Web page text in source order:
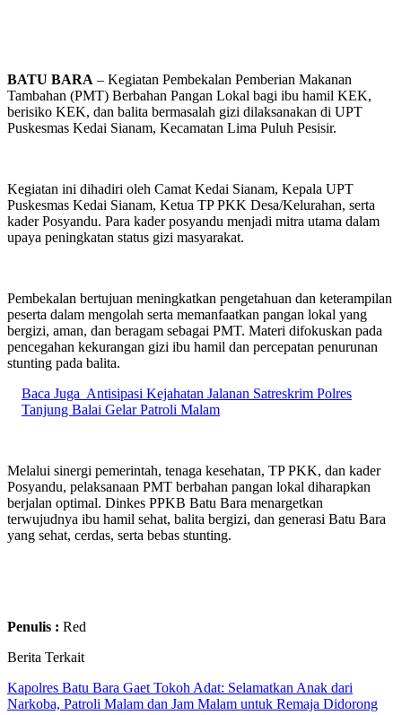
BATU BARA – Kegiatan Pembekalan Pemberian Makanan
Tambahan (PMT) Berbahan Pangan Lokal bagi ibu hamil KEK,
berisiko KEK, dan balita bermasalah gizi dilaksanakan di UPT
Puskesmas Kedai Sianam, Kecamatan Lima Puluh Pesisir.
Kegiatan ini dihadiri oleh Camat Kedai Sianam, Kepala UPT
Puskesmas Kedai Sianam, Ketua TP PKK Desa/Kelurahan, serta
kader Posyandu. Para kader posyandu menjadi mitra utama dalam
upaya peningkatan status gizi masyarakat.
Pembekalan bertujuan meningkatkan pengetahuan dan keterampilan
peserta dalam mengolah serta memanfaatkan pangan lokal yang
bergizi, aman, dan beragam sebagai PMT. Materi difokuskan pada
pencegahan kekurangan gizi ibu hamil dan percepatan penurunan
stunting pada balita.
Baca Juga Antisipasi Kejahatan Jalanan Satreskrim Polres
Tanjung Balai Gelar Patroli Malam
Melalui sinergi pemerintah, tenaga kesehatan, TP PKK, dan kader
Posyandu, pelaksanaan PMT berbahan pangan lokal diharapkan
berjalan optimal. Dinkes PPKB Batu Bara menargetkan
terwujudnya ibu hamil sehat, balita bergizi, dan generasi Batu Bara
yang sehat, cerdas, serta bebas stunting.
Penulis : Red
Berita Terkait
Kapolres Batu Bara Gaet Tokoh Adat: Selamatkan Anak dari
Narkoba, Patroli Malam dan Jam Malam untuk Remaja Didorong